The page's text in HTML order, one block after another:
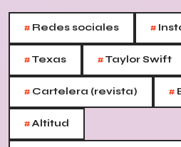
# Redes sociales #
#Texas #Taylor Swift
# Cartelera (revista) #
#Altitud